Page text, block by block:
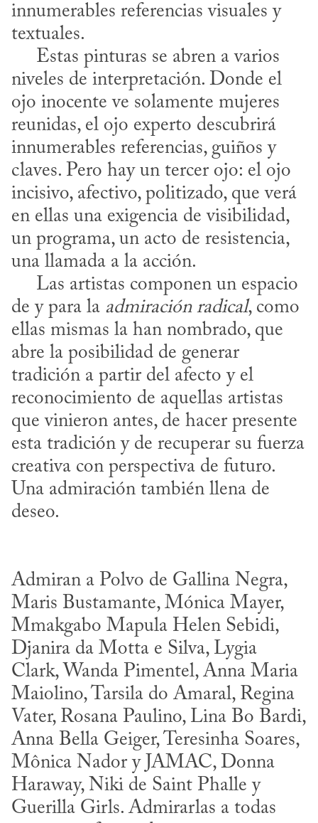
innumerables referencias visuales y
textuales.
niveles de interpretación. Donde el
ojo inocente ve solamente mujeres
reunidas, el ojo experto descubrirá
innumerables referencias, guiños y
claves. Pero hay un tercer ojo: el ojo
incisivo, afectivo, politizado, que verá
en ellas una exigencia de visibilidad,
un programa, un acto de resistencia,
una llamada a la acción.
de y para la admiración radical, como
ellas mismas la han nombrado, que
abre la posibilidad de generar
tradición a partir del afecto y el
reconocimiento de aquellas artistas
que vinieron antes, de hacer presente
esta tradición y de recuperar su fuerza
creativa con perspectiva de futuro.
Una admiración también llena de
Admiran a Polvo de Gallina Negra,
Maris Bustamante, Mónica Mayer,
Mmakgabo Mapula Helen Sebidi,
Djanira da Motta e Silva, Lygia
Clark, Wanda Pimentel, Anna Maria
Maiolino, Tarsila do Amaral, Regina
Vater, Rosana Paulino, Lina Bo Bardi,
Anna Bella Geiger, Teresinha Soares,
Mônica Nador y JAMAC, Donna
Haraway, Niki de Saint Phalle y
Guerilla Girls. Admirarlas a todas